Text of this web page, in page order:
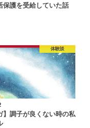
保護を受給していた話
体験談
】調子が良くない時の私